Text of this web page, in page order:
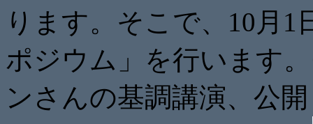
ります。そこで、10月
ポジウム」を行います。
ンさんの基調講演、公